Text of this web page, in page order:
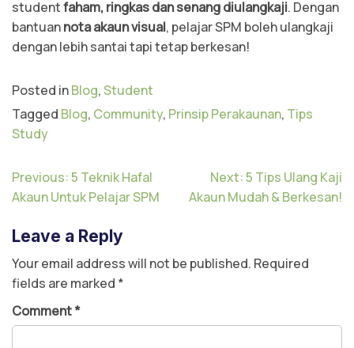
studentfaham, ringkas dan senang diulangkaji. Dengan
bantuannota akaun visual, pelajar SPM boleh ulangkaji
dengan lebih santai tapi tetap berkesan!
Posted inBlog,Student
Tagged Blog, Community, Prinsip Perakaunan, Tips
Study
Previous:5 Teknik Hafal
Akaun Untuk Pelajar SPM
Next:5 Tips Ulang Kaji
Akaun Mudah & Berkesan!
Leave a Reply
Your email address will not be published. Required
fields are marked *
Comment*